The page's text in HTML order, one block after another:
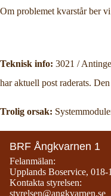
Om problemet kvarstår ber
Teknisk info: 3021 /
har aktuell post raderats.
Trolig orsak:
BRF Ångkvarnen 1
Felanmälan:
Upplands Boservice, 018-
Kontakta styrelsen:
styrelsen@angkvarnen.se